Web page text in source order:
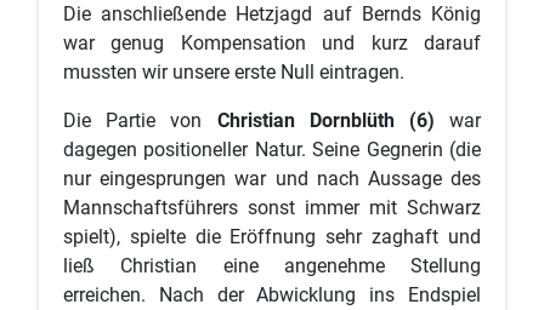
Die anschließende Hetzjagd auf Bernds König
war genug Kompensation und kurz darauf
mussten wir unsere erste Null eintragen.
Die Partie von Christian Dornblüth (6) war
dagegen positioneller Natur. Seine Gegnerin (die
nur eingesprungen war und nach Aussage des
Mannschaftsführers sonst immer mit Schwarz
spielt), spielte die Eröffnung sehr zaghaft und
ließ Christian eine angenehme Stellung
erreichen. Nach der Abwicklung ins Endspiel